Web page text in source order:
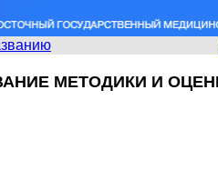
МЕТОДИКИ И